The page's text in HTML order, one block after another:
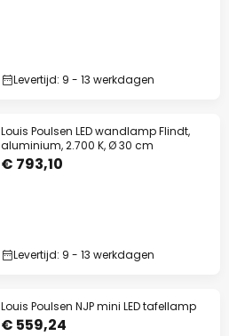
Levertijd: 9 - 13 werkdagen
Louis Poulsen LED wandlamp Flindt,
aluminium, 2.700 K, Ø 30 cm
€ 793,10
Levertijd: 9 - 13 werkdagen
Louis Poulsen NJP mini LED tafellamp
€ 559,24